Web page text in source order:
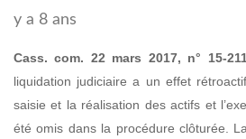
y a 8 ans
Cass. com. 22 mars 2017, n° 15-
liquidation judiciaire a un effet
saisie et la réalisation des actifs et
été omis dans la procédure clôturée.